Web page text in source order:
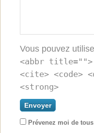
Vous pouvez
<abbr title="">
<cite> <code>
<strong>
Prévenez moi de